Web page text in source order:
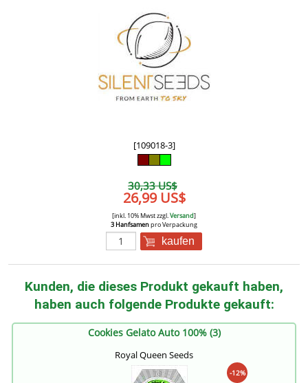
[109018-3]
30,33 US$
26,99 US$
[inkl. 10% Mwst zzgl.Versand]
3 Hanfsamenpro Verpackung
kaufen
Kunden, die dieses Produkt gekauft haben,
haben auch folgende Produkte gekauft:
Cookies Gelato Auto 100% (3)
Royal Queen Seeds
-12%